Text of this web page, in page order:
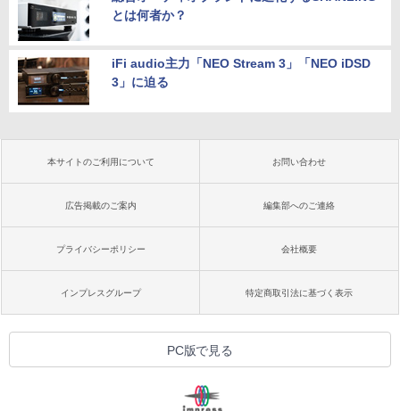
とは何者か？
iFi audio主力「NEO Stream 3」「NEO iDSD
3」に迫る
本サイトのご利用について お問い合わせ
広告掲載のご案内 編集部へのご連絡
プライバシーポリシー 会社概要
インプレスグループ 特定商取引法に基づく表示
PC版で見る